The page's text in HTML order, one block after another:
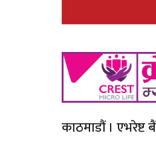
काठमाडौं ।